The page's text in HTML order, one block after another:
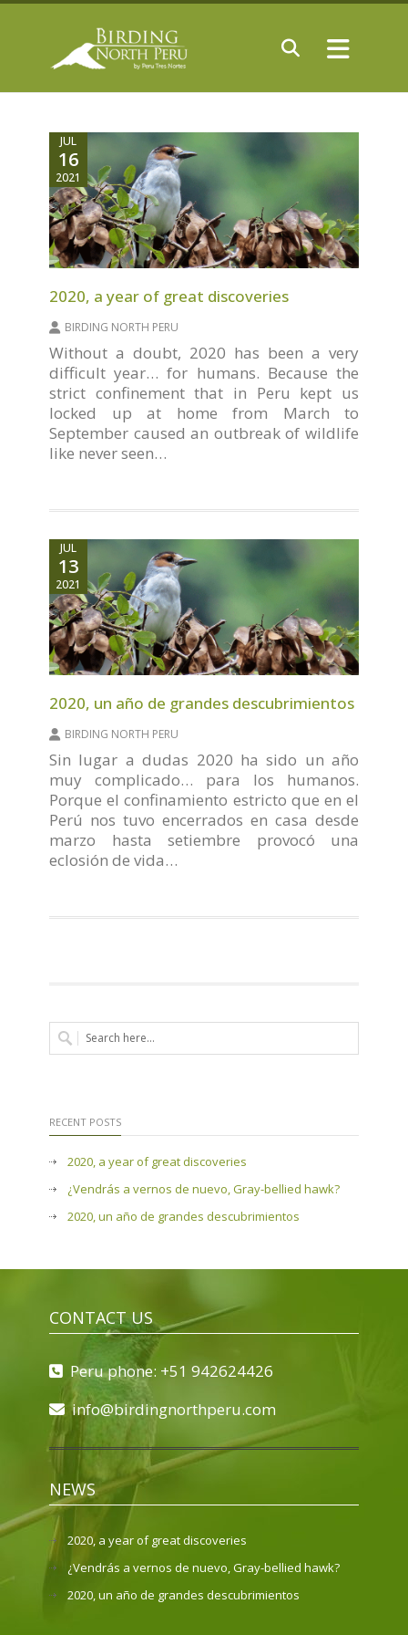
JUL
16
2021
2020, a year of great discoveries
BIRDING NORTH PERU
Without a doubt, 2020 has been a very
difficult year… for humans. Because the
strict confinement that in Peru kept us
locked up at home from March to
September caused an outbreak of wildlife
like never seen…
JUL
13
2021
2020, un año de grandes descubrimientos
BIRDING NORTH PERU
Sin lugar a dudas 2020 ha sido un año
muy complicado… para los humanos.
Porque el confinamiento estricto que en el
Perú nos tuvo encerrados en casa desde
marzo hasta setiembre provocó una
eclosión de vida…
RECENT POSTS
2020, a year of great discoveries
¿Vendrás a vernos de nuevo, Gray-bellied hawk?
2020, un año de grandes descubrimientos
CONTACT US
Peru phone: +51 942624426
info@birdingnorthperu.com
NEWS
2020, a year of great discoveries
¿Vendrás a vernos de nuevo, Gray-bellied hawk?
2020, un año de grandes descubrimientos